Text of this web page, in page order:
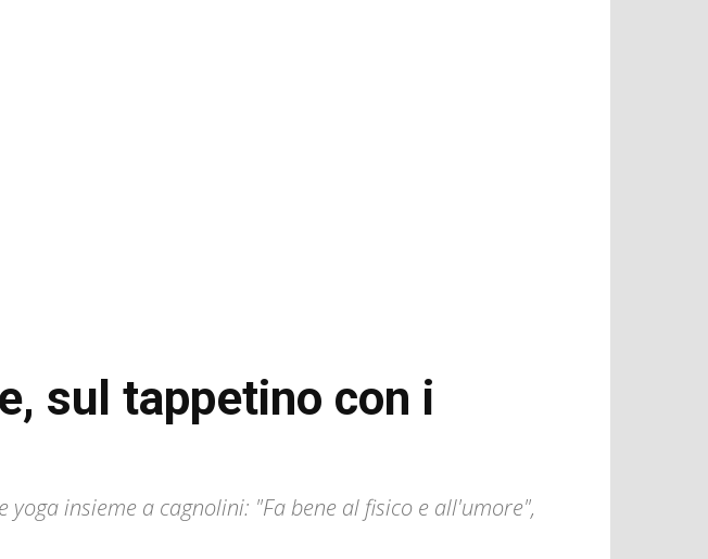
sul tappetino con i
insieme a cagnolini: "Fa bene al fisico e all'umore",